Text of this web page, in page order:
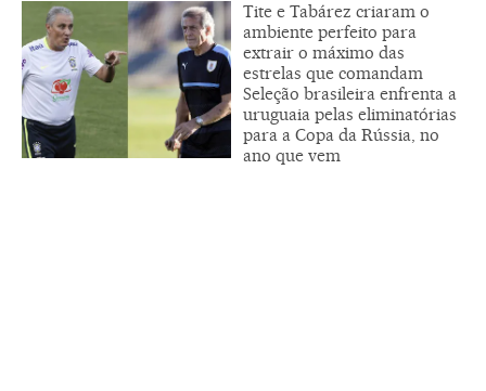
Tite e Tabárez criaram o
ambiente perfeito para
extrair o máximo das
estrelas que comandam
Seleção brasileira enfrenta a
uruguaia pelas eliminatórias
para a Copa da Rússia, no
ano que vem